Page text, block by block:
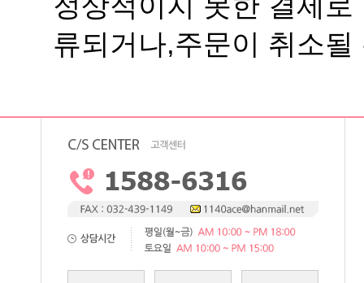
류되거나,주문이 취소될